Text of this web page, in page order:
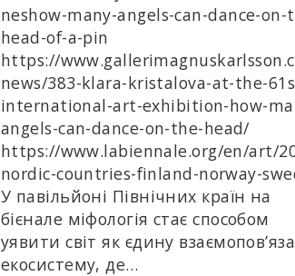
neshow-many-angels-can-dance-on-
head-of-a-pin
https://
news/383-klara-kristalova-at-the-
international-art-exhibition-how-
angels-can-dance-on-the-head/
https://www.labiennale.org/en/art/
nordic-countries-finland-norway-
У павільйоні Північних країн на
бієнале міфологія стає способом
уявити світ як єдину
екосистему, де…